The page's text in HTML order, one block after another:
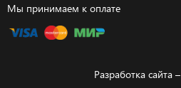
Мы принимаем к оплате
Разработка сайта –